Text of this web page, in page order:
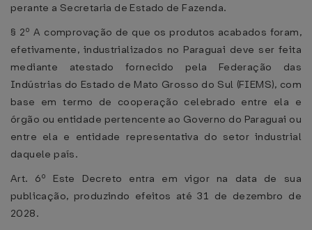
perante a Secretaria de Estado de Fazenda.
§ 2º A comprovação de que os produtos acabados foram,
efetivamente, industrializados no Paraguai deve ser feita
mediante atestado fornecido pela Federação das
Indústrias do Estado de Mato Grosso do Sul (FIEMS), com
base em termo de cooperação celebrado entre ela e
órgão ou entidade pertencente ao Governo do Paraguai ou
entre ela e entidade representativa do setor industrial
daquele país.
Art. 6º Este Decreto entra em vigor na data de sua
publicação, produzindo efeitos até 31 de dezembro de
2028.